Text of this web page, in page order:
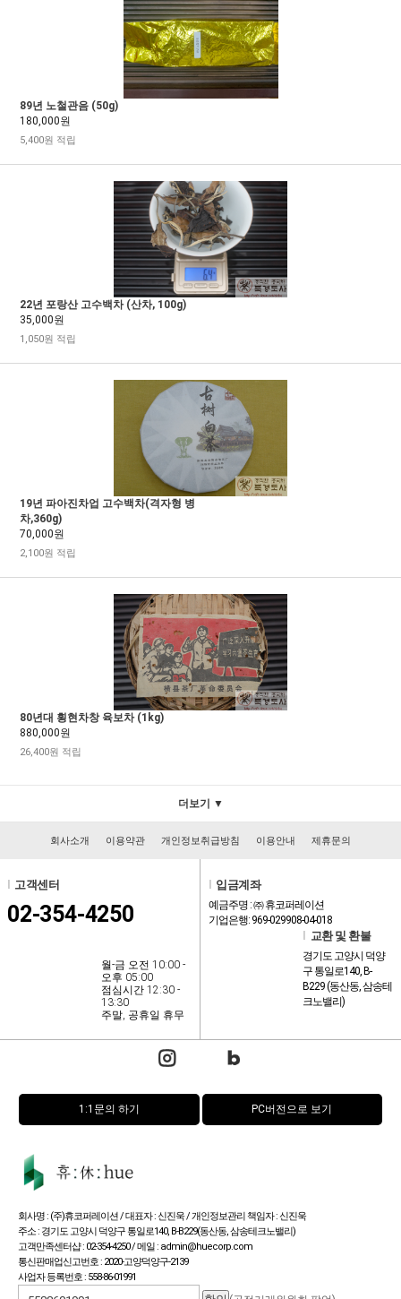
89년 노철관음 (50g)
180,000원
5,400원 적립
22년 포랑산 고수백차 (산차, 100g)
35,000원
1,050원 적립
19년 파아진차업 고수백차(격자형 병
차,360g)
70,000원
2,100원 적립
80년대 횡현차창 육보차 (1kg)
880,000원
26,400원 적립
더보기 ▼
회사소개 이용약관 개인정보취급방침 이용안내 제휴문의
고객센터
02-354-4250
월-금 오전 10:00 -
오후 05:00
점심시간 12:30 -
13:30
주말, 공휴일 휴무
입금계좌
예금주명 : ㈜ 휴코퍼레이션
기업은행: 969-029908-04-018
교환 및 환불
경기도 고양시 덕양
구 통일로140, B-
B229 (동산동, 삼송테
크노밸리)
1:1문의 하기 PC버전으로 보기
회사명 : (주)휴코퍼레이션 / 대표자 : 신진욱 / 개인정보관리 책임자 : 신진욱
주소 : 경기도 고양시 덕양구 통일로140, B-B229(동산동, 삼송테크노밸리)
고객만족센터샵 : 02-354-4250 / 메일 : admin@huecorp.com
통신판매업신고번호 : 2020-고양덕양구-2139
사업자 등록번호 : 558-86-01991